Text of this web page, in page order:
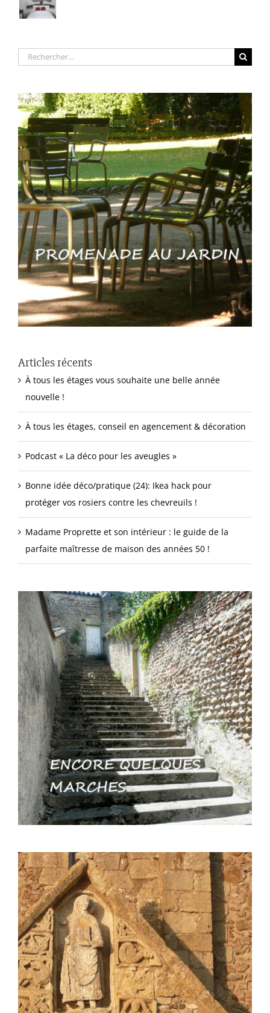
Rechercher:
Articles récents
À tous les étages vous souhaite une belle année
nouvelle !
À tous les étages, conseil en agencement & décoration
Podcast « La déco pour les aveugles »
Bonne idée déco/pratique (24): Ikea hack pour
protéger vos rosiers contre les chevreuils !
Madame Proprette et son intérieur : le guide de la
parfaite maîtresse de maison des années 50 !